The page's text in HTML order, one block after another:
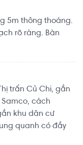
5m thông thoáng.
rõ ràng. Bàn
trấn Củ Chi, gần
cách
khu dân cư
quanh có đầy